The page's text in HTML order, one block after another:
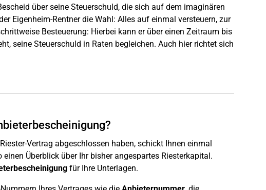
über seine Steuerschuld, die sich auf dem imaginären
Eigenheim-Rentner die Wahl: Alles auf einmal versteuern, zur
Besteuerung: Hierbei kann er über einen Zeitraum bis
seine Steuerschuld in Raten begleichen. Auch hier richtet sich
Vertrag abgeschlossen haben, schickt Ihnen einmal
Überblick über Ihr bisher angespartes Riesterkapital.
für Ihre Unterlagen.